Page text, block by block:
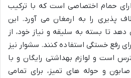
حمام اختصاصی است که با ترکیب
پذیری را به ارمغان می آورد. این
دهد تا بسته به سلیقه و نیاز خود، از
رفع خستگی استفاده کنند. سشوار نیز
است و لوازم بهداشتی رایگان و با
و حوله های تمیز، برای تمامی